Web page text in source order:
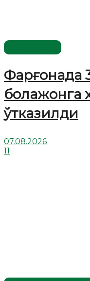
Фарғонада
болажонга
ўтказилди
07.08.2026
11